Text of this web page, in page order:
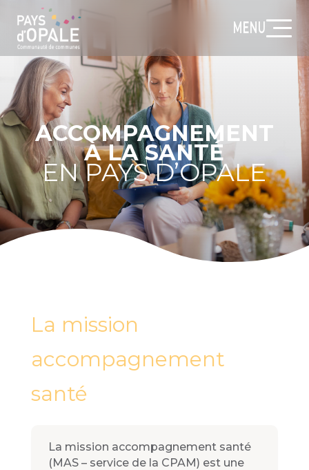
MENU
ACCOMPAGNEMENT
À LA SANTÉ
EN PAYS D’OPALE
La mission
accompagnement
santé
La mission accompagnement santé
(MAS – service de la CPAM) est une